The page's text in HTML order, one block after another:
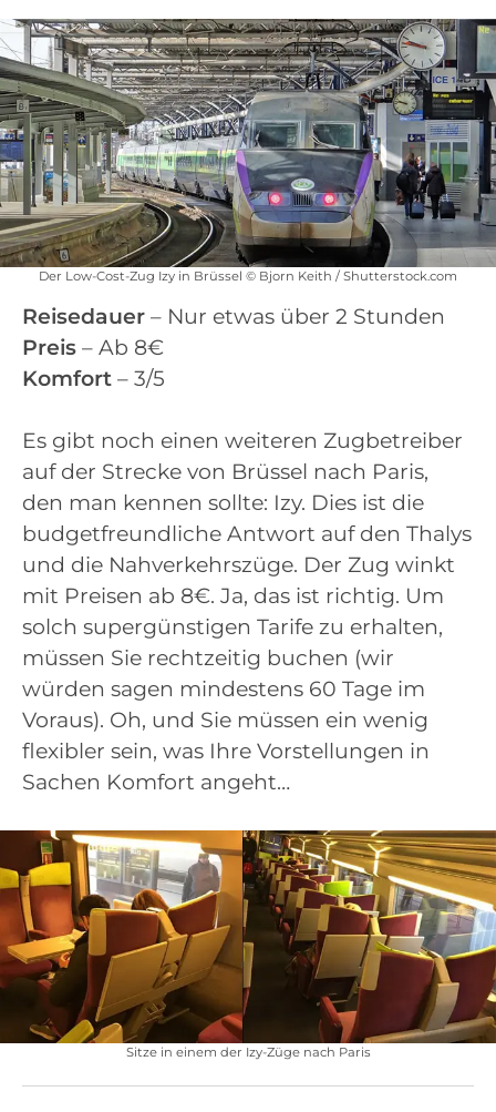
Der Low-Cost-Zug Izy in Brüssel © Bjorn Keith / Shutterstock.com
Reisedauer – Nur etwas über 2 Stunden
Preis – Ab 8€
Komfort – 3/5
Es gibt noch einen weiteren Zugbetreiber
auf der Strecke von Brüssel nach Paris,
den man kennen sollte: Izy. Dies ist die
budgetfreundliche Antwort auf den Thalys
und die Nahverkehrszüge. Der Zug winkt
mit Preisen ab 8€. Ja, das ist richtig. Um
solch supergünstigen Tarife zu erhalten,
müssen Sie rechtzeitig buchen (wir
würden sagen mindestens 60 Tage im
Voraus). Oh, und Sie müssen ein wenig
flexibler sein, was Ihre Vorstellungen in
Sachen Komfort angeht…
Sitze in einem der Izy-Züge nach Paris